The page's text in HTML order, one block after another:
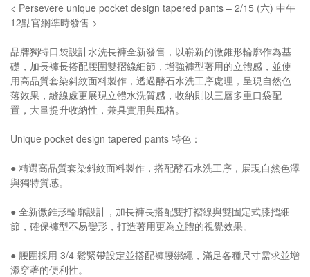
< Persevere unique pocket design tapered pants – 2/15 (六) 中午
12點官網準時發售 >
品牌獨特口袋設計水洗長褲全新發售，以嶄新的微錐形輪廓作為基
礎，加長褲長搭配腰圍雙摺線細節，增強褲型著用的立體感，並使
用高品質套染斜紋面料製作，透過酵石水洗工序處理，呈現自然色
落效果，縫線處更展現立體水洗質感，收納則以三層多重口袋配
置，大量提升收納性，兼具實用與風格。
Unique pocket design tapered pants 特色：
● 精選高品質套染斜紋面料製作，搭配酵石水洗工序，展現自然色澤
與獨特質感。
● 全新微錐形輪廓設計，加長褲長搭配雙打褶線與雙固定式膝摺細
節，確保褲型不易變形，打造著用更為立體的視覺效果。
● 腰圍採用 3/4 鬆緊帶設定並搭配褲腰綁繩，滿足各種尺寸需求並增
添穿著的便利性。